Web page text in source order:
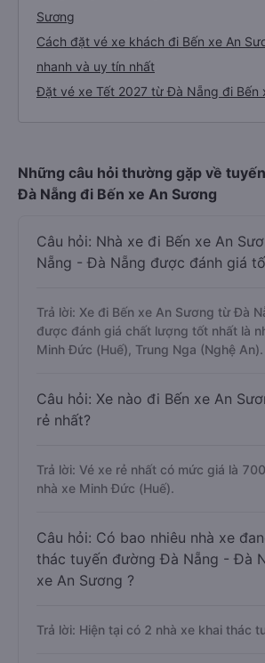
Sương
Cách đặt vé xe khách đi Bến xe An
nhanh và uy tín nhất
Đặt vé xe Tết 2027 từ Đà Nẵng đi Bến
Những câu hỏi thường gặp về
Đà Nẵng đi Bến xe An Sương
Câu hỏi: Nhà xe đi Bến xe An
Nẵng - Đà Nẵng được đánh giá
Trả lời: Xe đi Bến xe An Sương từ Đà
được đánh giá chất lượng tốt nhất là
Minh Đức (Huế), Trung Nga (Nghệ An).
Câu hỏi: Xe nào đi Bến xe An
rẻ nhất?
Trả lời: Vé xe rẻ nhất có mức giá là
nhà xe Minh Đức (Huế).
Câu hỏi: Có bao nhiêu nhà xe
thác tuyến đường Đà Nẵng - Đà
xe An Sương ?
Trả lời: Hiện tại có 2 nhà xe khai thác